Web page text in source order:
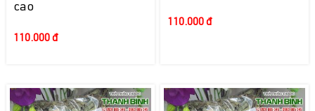
cao
110.000 đ
110.000 đ